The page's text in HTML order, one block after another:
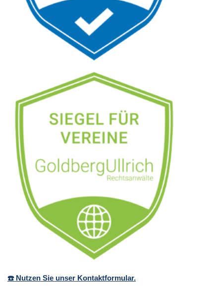
☎️ Nutzen Sie unser Kontaktformular.